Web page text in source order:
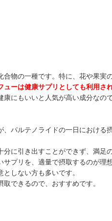
物の一種です。特に、花や果実
ューは健康サプリとしても利用さ
康にもいいと人気が高い成分なので
パルテノライドの一日における
に引き出すことができず、満足
プリを、適量で摂取するのが理想
しない方も多いです。
できるので、おすすめです。